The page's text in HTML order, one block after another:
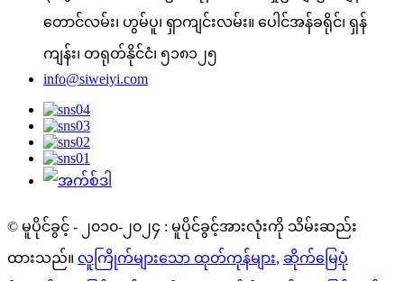
တောင်လမ်း၊ ဟွမ်ပူ၊ ရှာကျင်းလမ်း။ ပေါင်အန်ခရိုင်၊ ရှန်
ကျန်း၊ တရုတ်နိုင်ငံ၊ ၅၁၈၁၂၅
info@siweiyi.com
© မူပိုင်ခွင့် - ၂၀၁၀-၂၀၂၄ : မူပိုင်ခွင့်အားလုံးကို သိမ်းဆည်း
ထားသည်။ လူကြိုက်များသော ထုတ်ကုန်များ, ဆိုက်မြေပုံ